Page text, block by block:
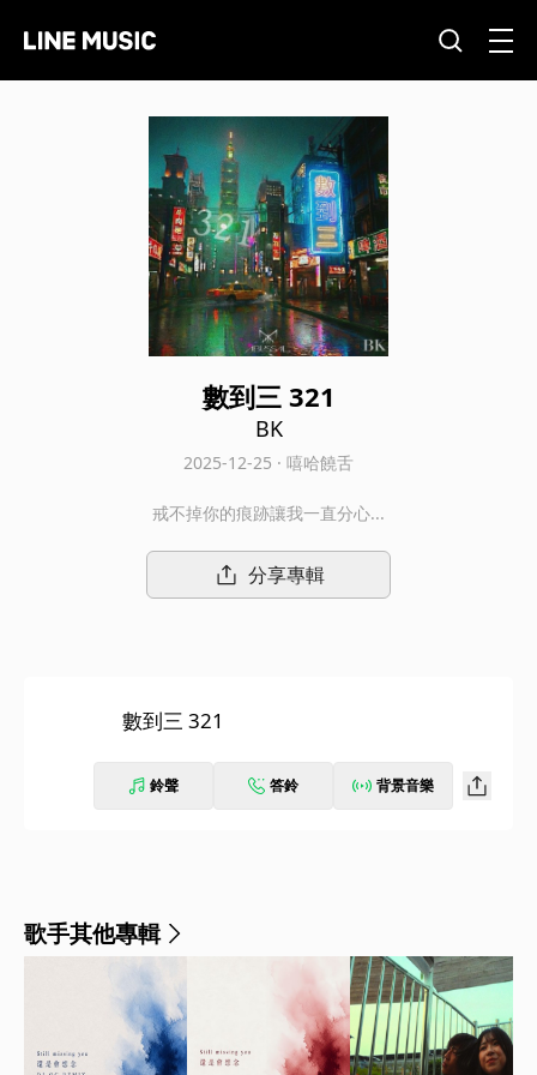
數到三 321
BK
2025-12-25 · 嘻哈饒舌
戒不掉你的痕跡讓我一直分心...
分享專輯
數到三 321
鈴聲 答鈴 背景音樂
歌手其他專輯